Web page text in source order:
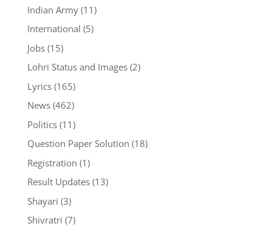
Indian Army(11)
International (5)
Jobs(15)
Lohri Status and Images(2)
Lyrics(165)
News(462)
Politics(11)
Question Paper Solution (18)
Registration (1)
Result Updates(13)
Shayari (3)
Shivratri (7)